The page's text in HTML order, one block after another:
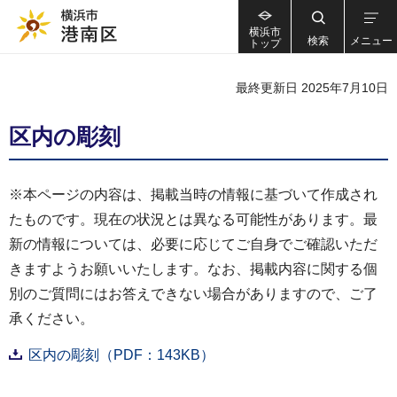
横浜市
トップ
検索 メニュー
最終更新日 2025年7月10日
区内の彫刻
※本ページの内容は、掲載当時の情報に基づいて作成され
たものです。現在の状況とは異なる可能性があります。最
新の情報については、必要に応じてご自身でご確認いただ
きますようお願いいたします。なお、掲載内容に関する個
別のご質問にはお答えできない場合がありますので、ご了
承ください。
区内の彫刻（PDF：143KB）